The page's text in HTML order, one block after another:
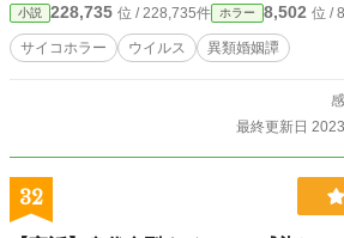
小説 228,735 位 / 228,735件 ホラー 8,502 位 /
サイコホラー ウイルス 異類婚姻譚
最終更新日
32